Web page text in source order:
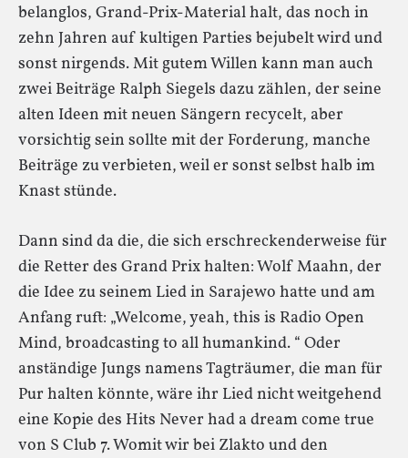
belanglos, Grand-Prix-Material halt, das noch in
zehn Jahren auf kultigen Parties bejubelt wird und
sonst nirgends. Mit gutem Willen kann man auch
zwei Beiträge Ralph Siegels dazu zählen, der seine
alten Ideen mit neuen Sängern recycelt, aber
vorsichtig sein sollte mit der Forderung, manche
Beiträge zu verbieten, weil er sonst selbst halb im
Knast stünde.
Dann sind da die, die sich erschreckenderweise für
die Retter des Grand Prix halten: Wolf Maahn, der
die Idee zu seinem Lied in Sarajewo hatte und am
Anfang ruft: „Welcome, yeah, this is Radio Open
Mind, broadcasting to all humankind. “ Oder
anständige Jungs namens Tagträumer, die man für
Pur halten könnte, wäre ihr Lied nicht weitgehend
eine Kopie des Hits Never had a dream come true
von S Club 7. Womit wir bei Zlakto und den